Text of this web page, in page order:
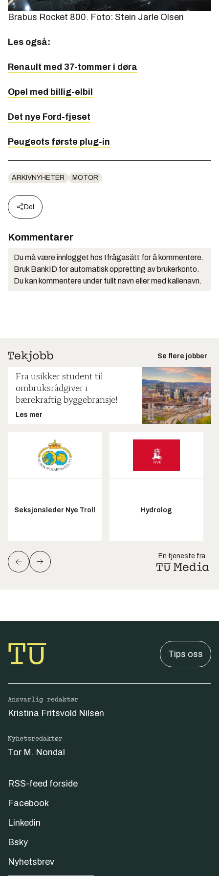
Brabus Rocket 800. Foto: Stein Jarle Olsen
Les også:
Renault med 37-tommer i døra
Opel med billig-elbil
Det nye Ford-fjeset
Peugeots første plug-in
ARKIVNYHETER MOTOR
Del
Kommentarer
Du må være innlogget hos Ifrågasätt for å kommentere.
Bruk BankID for automatisk oppretting av brukerkonto.
Du kan kommentere under fullt navn eller med kallenavn.
Se flere jobber
Fra usikker student til
ombruksrådgiver i
bærekraftig byggebransje!
Les mer
Seksjonsleder Nye Troll Hydrolog
En tjeneste fra
Tips oss
Ansvarlig redaktør
Kristina Fritsvold Nilsen
Nyhetsredaktør
Tor M. Nondal
RSS-feed forside
Facebook
Linkedin
Bsky
Nyhetsbrev